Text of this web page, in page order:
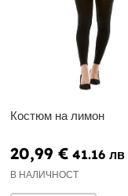
Костюм на лимон
20,99 € 41.16 лв
В НАЛИЧНОСТ